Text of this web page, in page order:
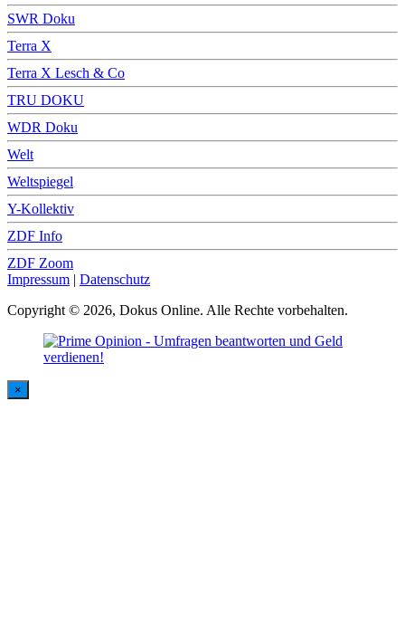
SWR Doku
Terra X
Terra X Lesch & Co
TRU DOKU
WDR Doku
Welt
Weltspiegel
Y-Kollektiv
ZDF Info
ZDF Zoom
Impressum | Datenschutz
Copyright © 2026, Dokus Online. Alle Rechte vorbehalten.
×